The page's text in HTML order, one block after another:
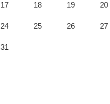
17 18 19 20
24 25 26 27
31